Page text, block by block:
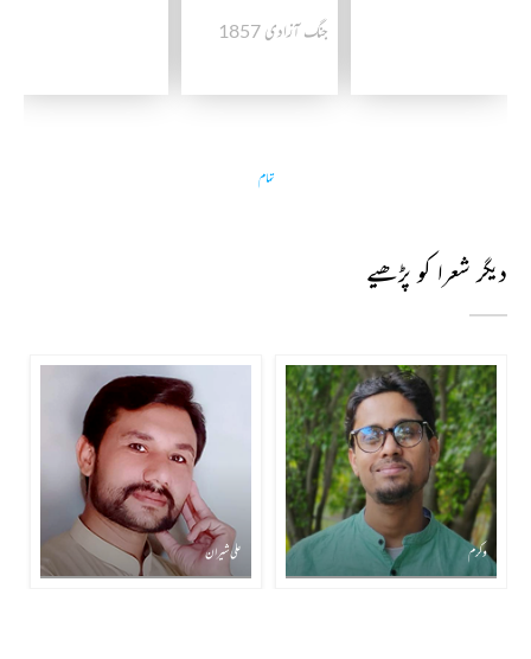
جنگ آزادی 1857
تمام
دیگر شعرا کو پڑھیے
وکرم علی شیران